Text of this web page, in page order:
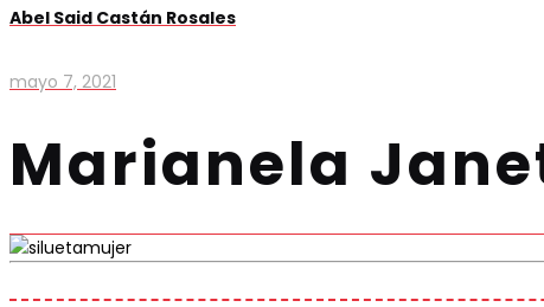
Abel Said Castán Rosales
mayo 7, 2021
Marianela